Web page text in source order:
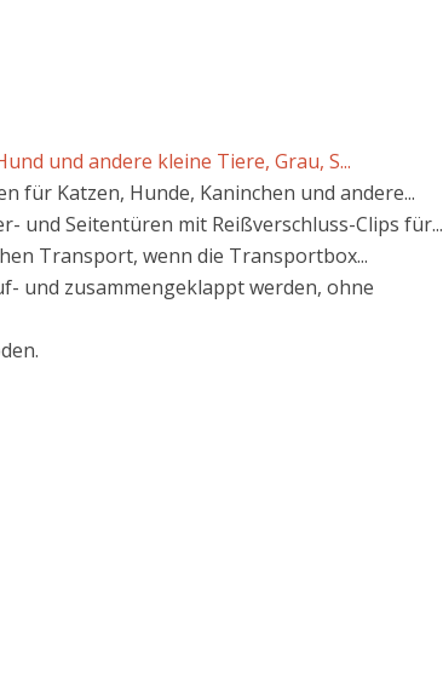
und andere kleine Tiere, Grau, S...
für Katzen, Hunde, Kaninchen und andere...
und Seitentüren mit Reißverschluss-Clips für...
Transport, wenn die Transportbox...
und zusammengeklappt werden, ohne